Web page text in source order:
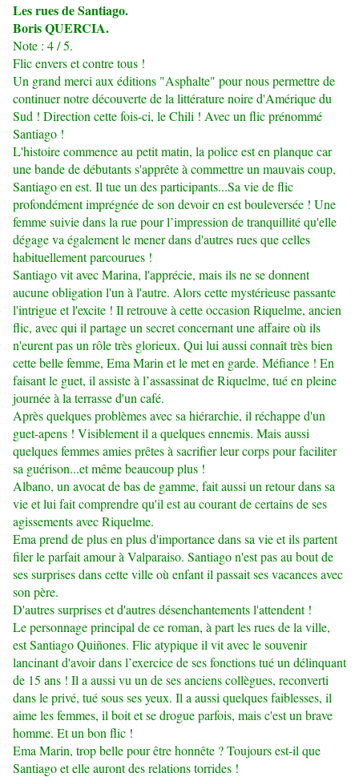
Les rues de Santiago.
Boris QUERCIA.
Note : 4 / 5.
Flic envers et contre tous !
Un grand merci aux éditions "Asphalte" pour nous permettre de
continuer notre découverte de la littérature noire d'Amérique du
Sud ! Direction cette fois-ci, le Chili ! Avec un flic prénommé
Santiago !
L'histoire commence au petit matin, la police est en planque car
une bande de débutants s'apprête à commettre un mauvais coup,
Santiago en est. Il tue un des participants...Sa vie de flic
profondément imprégnée de son devoir en est bouleversée ! Une
femme suivie dans la rue pour l’impression de tranquillité qu'elle
dégage va également le mener dans d'autres rues que celles
habituellement parcourues !
Santiago vit avec Marina, l'apprécie, mais ils ne se donnent
aucune obligation l'un à l'autre. Alors cette mystérieuse passante
l'intrigue et l'excite ! Il retrouve à cette occasion Riquelme, ancien
flic, avec qui il partage un secret concernant une affaire où ils
n'eurent pas un rôle très glorieux. Qui lui aussi connaît très bien
cette belle femme, Ema Marin et le met en garde. Méfiance ! En
faisant le guet, il assiste à l’assassinat de Riquelme, tué en pleine
journée à la terrasse d'un café.
Après quelques problèmes avec sa hiérarchie, il réchappe d'un
guet-apens ! Visiblement il a quelques ennemis. Mais aussi
quelques femmes amies prêtes à sacrifier leur corps pour faciliter
sa guérison...et même beaucoup plus !
Albano, un avocat de bas de gamme, fait aussi un retour dans sa
vie et lui fait comprendre qu'il est au courant de certains de ses
agissements avec Riquelme.
Ema prend de plus en plus d'importance dans sa vie et ils partent
filer le parfait amour à Valparaiso. Santiago n'est pas au bout de
ses surprises dans cette ville où enfant il passait ses vacances avec
son père.
D'autres surprises et d'autres désenchantements l'attendent !
Le personnage principal de ce roman, à part les rues de la ville,
est Santiago Quiñones. Flic atypique il vit avec le souvenir
lancinant d'avoir dans l’exercice de ses fonctions tué un délinquant
de 15 ans ! Il a aussi vu un de ses anciens collègues, reconverti
dans le privé, tué sous ses yeux. Il a aussi quelques faiblesses, il
aime les femmes, il boit et se drogue parfois, mais c'est un brave
homme. Et un bon flic !
Ema Marin, trop belle pour être honnête ? Toujours est-il que
Santiago et elle auront des relations torrides !